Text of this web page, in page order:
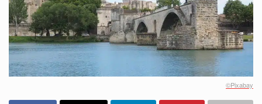
©Pixabay